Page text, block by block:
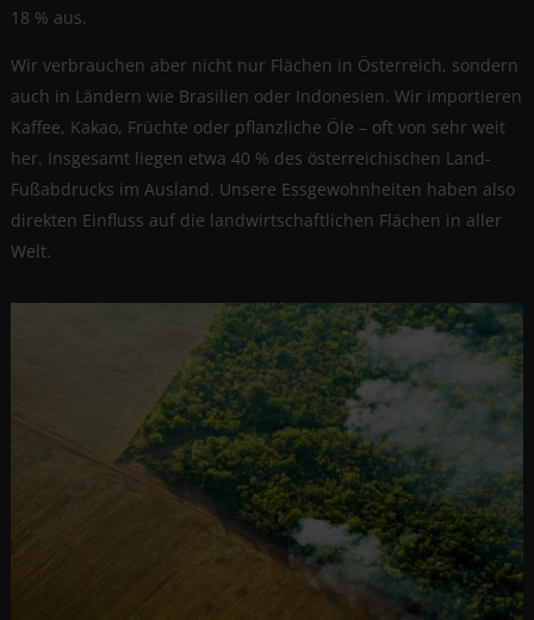
18 % aus.
Wir verbrauchen aber nicht nur Flächen in Österreich, sondern
auch in Ländern wie Brasilien oder Indonesien. Wir importieren
Kaffee, Kakao, Früchte oder pflanzliche Öle – oft von sehr weit
her. Insgesamt liegen etwa 40 % des österreichischen Land-
Fußabdrucks im Ausland. Unsere Essgewohnheiten haben also
direkten Einfluss auf die landwirtschaftlichen Flächen in aller
Welt.